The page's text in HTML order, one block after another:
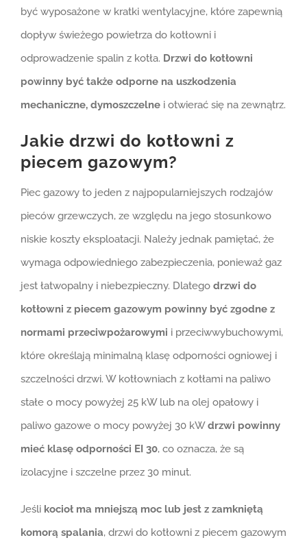
być wyposażone w kratki wentylacyjne, które zapewnią
dopływ świeżego powietrza do kotłowni i
odprowadzenie spalin z kotła. Drzwi do kotłowni
powinny być także odporne na uszkodzenia
mechaniczne, dymoszczelne i otwierać się na zewnątrz.
Jakie drzwi do kotłowni z
piecem gazowym?
Piec gazowy to jeden z najpopularniejszych rodzajów
pieców grzewczych, ze względu na jego stosunkowo
niskie koszty eksploatacji. Należy jednak pamiętać, że
wymaga odpowiedniego zabezpieczenia, ponieważ gaz
jest łatwopalny i niebezpieczny. Dlatego drzwi do
kotłowni z piecem gazowym powinny być zgodne z
normami przeciwpożarowymi i przeciwwybuchowymi,
które określają minimalną klasę odporności ogniowej i
szczelności drzwi. W kotłowniach z kotłami na paliwo
stałe o mocy powyżej 25 kW lub na olej opałowy i
paliwo gazowe o mocy powyżej 30 kWdrzwi powinny
mieć klasę odporności EI 30, co oznacza, że są
izolacyjne i szczelne przez 30 minut.
Jeśli kocioł ma mniejszą moc lub jest z zamkniętą
komorą spalania, drzwi do kotłowni z piecem gazowym